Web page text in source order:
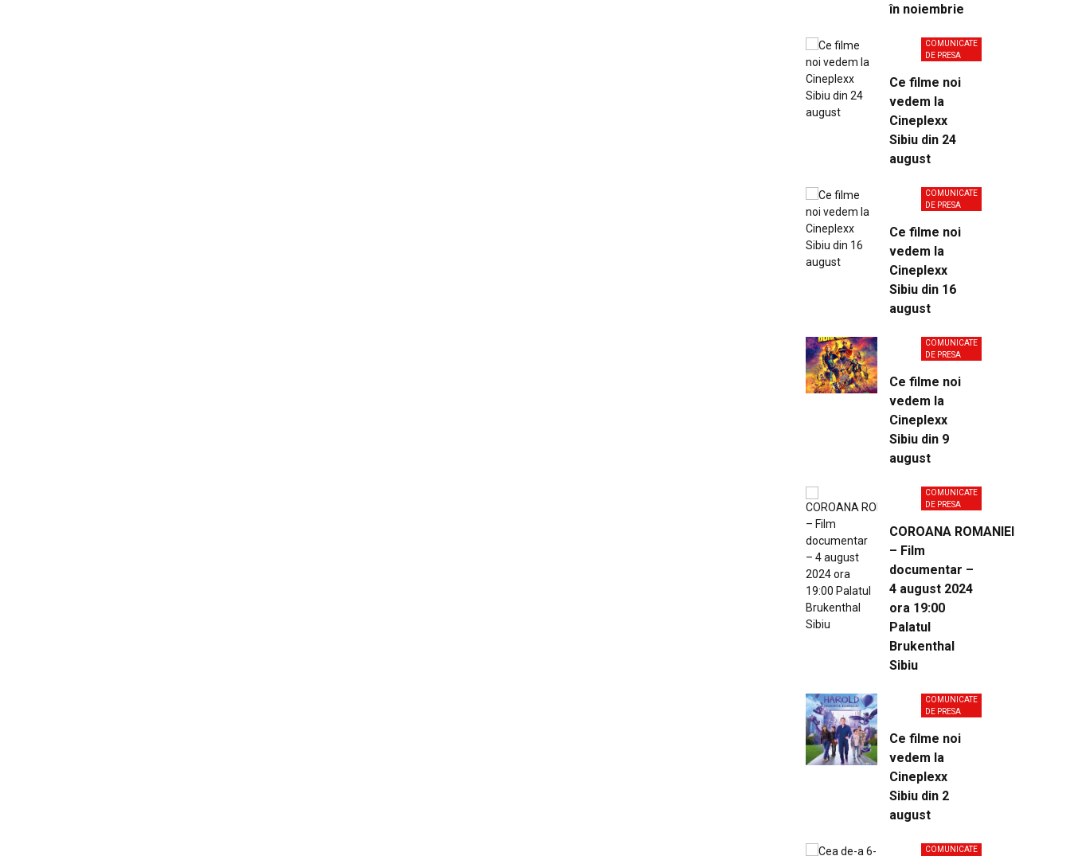
în noiembrie
COMUNICATE
DE PRESA
Ce filme noi
vedem la
Cineplexx
Sibiu din 24
august
COMUNICATE
DE PRESA
Ce filme noi
vedem la
Cineplexx
Sibiu din 16
august
COMUNICATE
DE PRESA
Ce filme noi
vedem la
Cineplexx
Sibiu din 9
august
COMUNICATE
DE PRESA
COROANA ROMANIEI
– Film
documentar –
4 august 2024
ora 19:00
Palatul
Brukenthal
Sibiu
COMUNICATE
DE PRESA
Ce filme noi
vedem la
Cineplexx
Sibiu din 2
august
COMUNICATE